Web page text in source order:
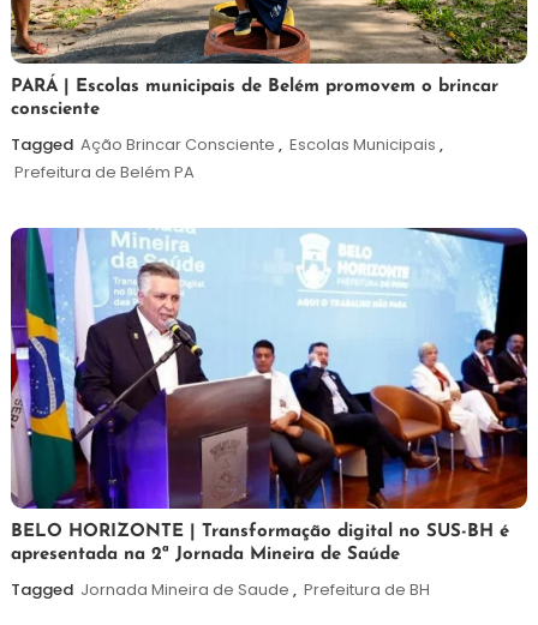
26
de
maio
de
Maurilio
PARÁ | Escolas municipais de Belém promovem o brincar
consciente
Tagged Ação Brincar Consciente , Escolas Municipais ,
Prefeitura de Belém PA
26
de
fevereiro
Maurilio
BELO HORIZONTE | Transformação digital no SUS-BH é
apresentada na 2ª Jornada Mineira de Saúde
Tagged Jornada Mineira de Saude , Prefeitura de BH